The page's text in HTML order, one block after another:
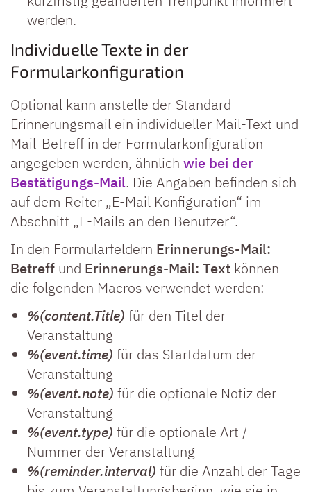
werden.
Individuelle Texte in der
Formularkonfiguration
Optional kann anstelle der Standard-
Erinnerungsmail ein individueller Mail-Text und
Mail-Betreff in der Formularkonfiguration
angegeben werden, ähnlich wie bei der
Bestätigungs-Mail. Die Angaben befinden sich
auf dem Reiter „E-Mail Konfiguration“ im
Abschnitt „E-Mails an den Benutzer“.
In den Formularfeldern Erinnerungs-Mail:
Betreff und Erinnerungs-Mail: Text können
die folgenden Macros verwendet werden:
%(content.Title) für den Titel der
Veranstaltung
%(event.time) für das Startdatum der
Veranstaltung
%(event.note) für die optionale Notiz der
Veranstaltung
%(event.type) für die optionale Art /
Nummer der Veranstaltung
%(reminder.interval) für die Anzahl der Tage